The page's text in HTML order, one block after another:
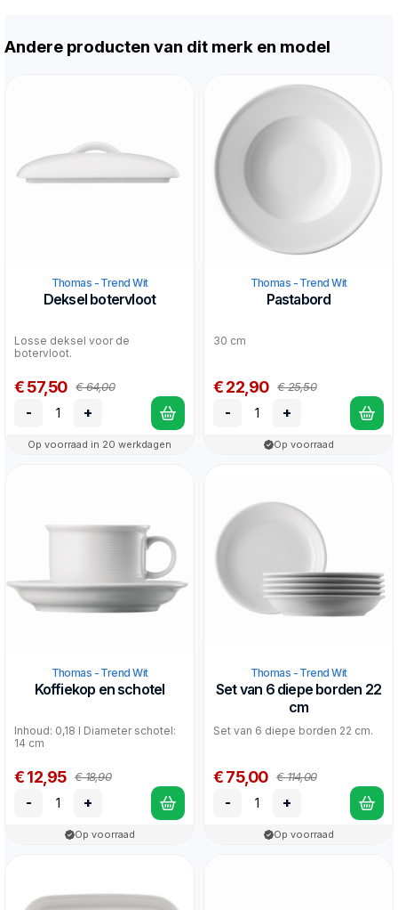
Andere producten van dit merk en model
Thomas - Trend Wit
Deksel botervloot
Losse deksel voor de
botervloot.
€ 57,50 € 64,00
- +
Op voorraad in 20 werkdagen
Thomas - Trend Wit
Pastabord
30 cm
€ 22,90 € 25,50
- +
Op voorraad
Thomas - Trend Wit
Koffiekop en schotel
Inhoud: 0,18 l Diameter schotel:
14 cm
€ 12,95 € 18,90
- +
Op voorraad
Thomas - Trend Wit
Set van 6 diepe borden 22
cm
Set van 6 diepe borden 22 cm.
€ 75,00 € 114,00
- +
Op voorraad